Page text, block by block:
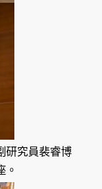
研究員裴睿博
。